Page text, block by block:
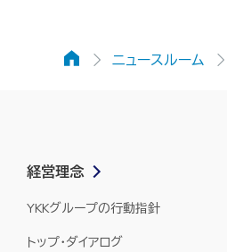
ホームニュースルーム
経営理念
YKKグループの行動指針
トップ・ダイアログ